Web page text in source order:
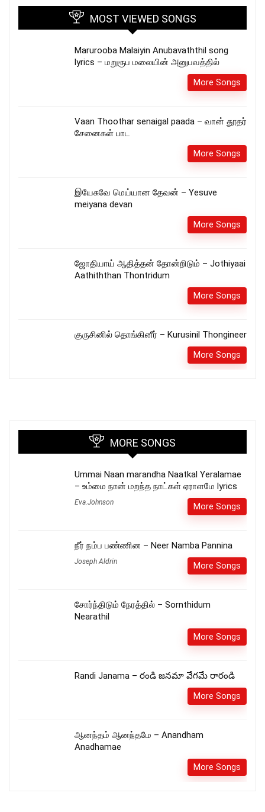
MOST VIEWED SONGS
Marurooba Malaiyin Anubavaththil song
lyrics – மறுரூப மலையின் அனுபவத்தில்
More Songs
Vaan Thoothar senaigal paada – வான் தூதர்
சேனைகள் பாட
More Songs
இயேசுவே மெய்யான தேவன் – Yesuve
meiyana devan
More Songs
ஜோதியாய் ஆதித்தன் தோன்றிடும் – Jothiyaai
Aathiththan Thontridum
More Songs
குருசினில் தொங்கினீர் – Kurusinil Thongineer
More Songs
MORE SONGS
Ummai Naan marandha Naatkal Yeralamae
– உம்மை நான் மறந்த நாட்கள் ஏராளமே lyrics
Eva.Johnson More Songs
நீர் நம்ப பண்ணின – Neer Namba Pannina
Joseph Aldrin More Songs
சோர்ந்திடும் நேரத்தில் – Sornthidum
Nearathil
More Songs
Randi Janama – రండి జనమా వేగమే రారండి
More Songs
ஆனந்தம் ஆனந்தமே – Anandham
Anadhamae
More Songs